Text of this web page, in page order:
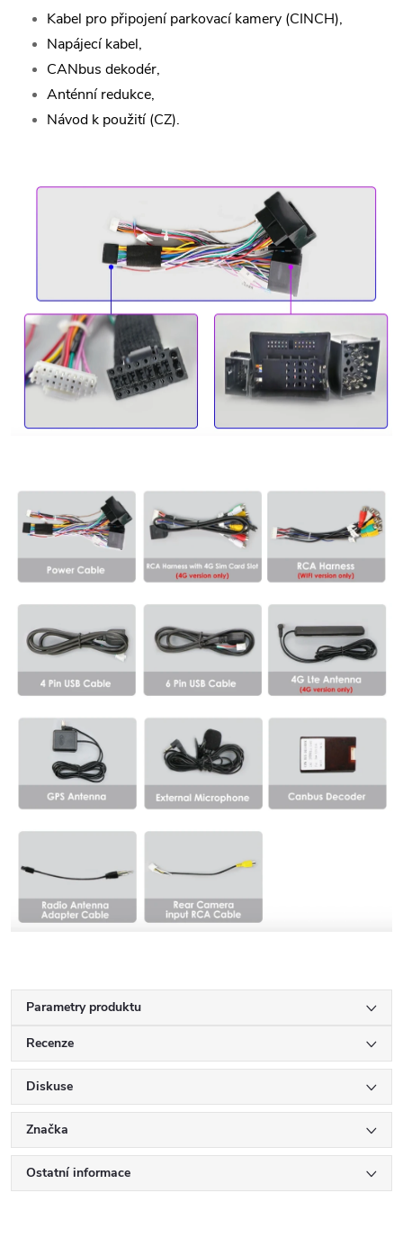
Kabel pro připojení parkovací kamery (CINCH),
Napájecí kabel,
CANbus dekodér,
Anténní redukce,
Návod k použití (CZ).
Parametry produktu
Recenze
Diskuse
Značka
Ostatní informace